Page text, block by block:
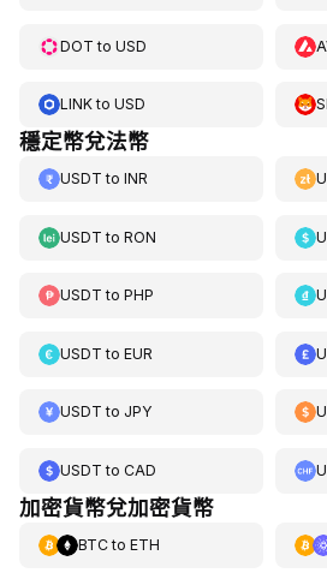
DOT to USD
LINKto USD
穩定幣兌法幣
USDT to INR
USDT to RON
USDT to PHP
USDT to EUR
USDT to JPY
USDT to CAD
加密貨幣兌加密貨幣
BTCto ETH